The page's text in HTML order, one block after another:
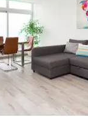
れた独立したスペ
尊重しつつ、ご滞
すすめ、パートナ
または問題が発生し
たはWhatsAppでお
ことです。 環境
ェ島北部の小さな
的中心部にありま
な町まで車で10分